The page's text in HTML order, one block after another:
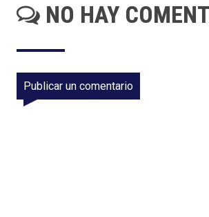
NO HAY
Publicar un comentario